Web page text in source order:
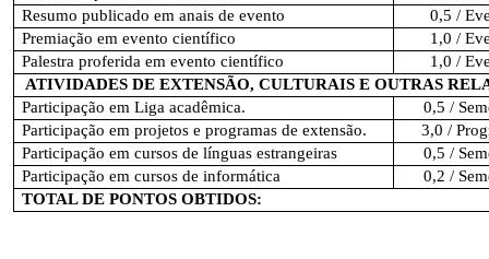
Resumo publicado em anais de evento
0,5 /
Premiação em evento científico
1,0 /
Palestra proferida em evento científico
1,0 /
ATIVIDADES DE EXTENSÃO, CULTURAIS E OUTRAS
Participação em Liga acadêmica.
0,5 /
Participação em projetos e programas de extensão.
3,0 /
Participação em cursos de línguas estrangeiras
0,5 /
Participação em cursos de informática
0,2 /
TOTAL DE PONTOS OBTIDOS: